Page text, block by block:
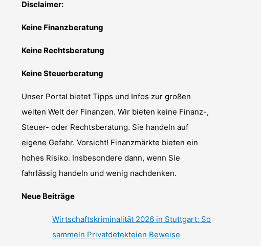
Disclaimer:
Keine Finanzberatung
Keine Rechtsberatung
Keine Steuerberatung
Unser Portal bietet Tipps und Infos zur großen
weiten Welt der Finanzen. Wir bieten keine Finanz-,
Steuer- oder Rechtsberatung. Sie handeln auf
eigene Gefahr. Vorsicht! Finanzmärkte bieten ein
hohes Risiko. Insbesondere dann, wenn Sie
fahrlässig handeln und wenig nachdenken.
Neue Beiträge
Wirtschaftskriminalität 2026 in Stuttgart: So
sammeln Privatdetekteien Beweise